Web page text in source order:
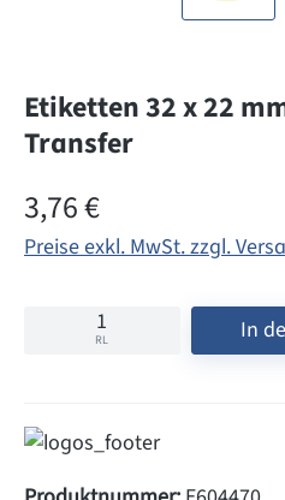
Etiketten 32 x 22
Transfer
Regulärer Preis:
3,76 €
Preise exkl. MwSt. zzgl.
RL In